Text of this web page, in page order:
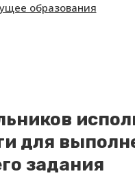
образования
для
задания